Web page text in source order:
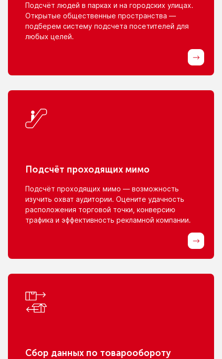
Подсчёт людей в парках и на городских улицах.
Открытые общественные пространства —
подберем систему подсчета посетителей для
любых целей.
Подсчёт проходящих мимо
Подсчёт проходящих мимо — возможность
изучить охват аудитории. Оцените удачность
расположения торговой точки, конверсию
трафика и эффективность рекламной компании.
Сбор данных по товарообороту